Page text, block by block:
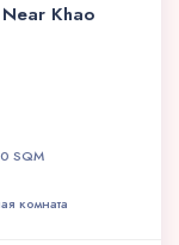
Khao
SQM
комната